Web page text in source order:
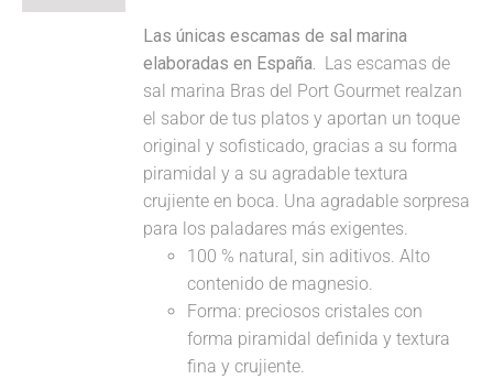
Las únicas escamas de sal marina
elaboradas en España. Las escamas de
sal marina Bras del Port Gourmet realzan
el sabor de tus platos y aportan un toque
original y sofisticado, gracias a su forma
piramidal y a su agradable textura
crujiente en boca. Una agradable sorpresa
para los paladares más exigentes.
100 % natural, sin aditivos. Alto
contenido de magnesio.
Forma: preciosos cristales con
forma piramidal definida y textura
fina y crujiente.